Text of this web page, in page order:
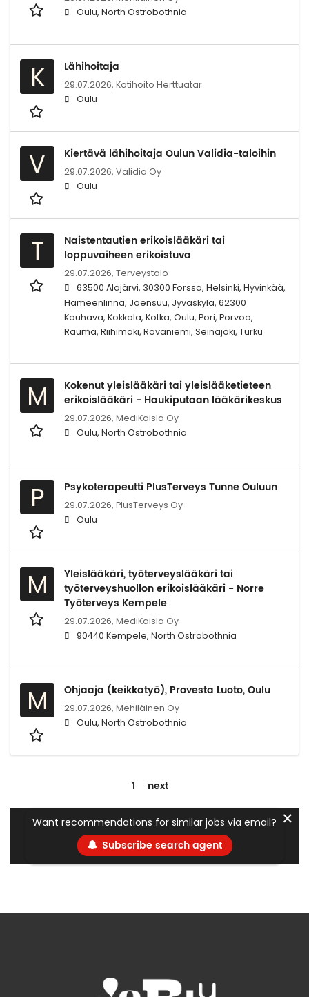
Oulu, North Ostrobothnia
K Lähihoitaja
29.07.2026, Kotihoito Herttuatar
Oulu
V Kiertävä lähihoitaja Oulun Validia-taloihin
29.07.2026, Validia Oy
Oulu
T
Naistentautien erikoislääkäri tai
loppuvaiheen erikoistuva
29.07.2026, Terveystalo
63500 Alajärvi, 30300 Forssa, Helsinki, Hyvinkää,
Hämeenlinna, Joensuu, Jyväskylä, 62300
Kauhava, Kokkola, Kotka, Oulu, Pori, Porvoo,
Rauma, Riihimäki, Rovaniemi, Seinäjoki, Turku
M
Kokenut yleislääkäri tai yleislääketieteen
erikoislääkäri - Haukiputaan lääkärikeskus
29.07.2026, MediKaisla Oy
Oulu, North Ostrobothnia
P Psykoterapeutti PlusTerveys Tunne Ouluun
29.07.2026, PlusTerveys Oy
Oulu
M
Yleislääkäri, työterveyslääkäri tai
työterveyshuollon erikoislääkäri - Norre
Työterveys Kempele
29.07.2026, MediKaisla Oy
90440 Kempele, North Ostrobothnia
M Ohjaaja (keikkatyö), Provesta Luoto, Oulu
29.07.2026, Mehiläinen Oy
Oulu, North Ostrobothnia
1 next
Want recommendations for similar jobs via email?
Subscribe search agent
✕